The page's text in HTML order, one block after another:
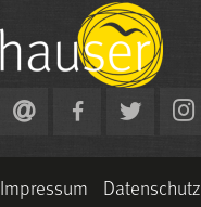
Impressum Datenschutz